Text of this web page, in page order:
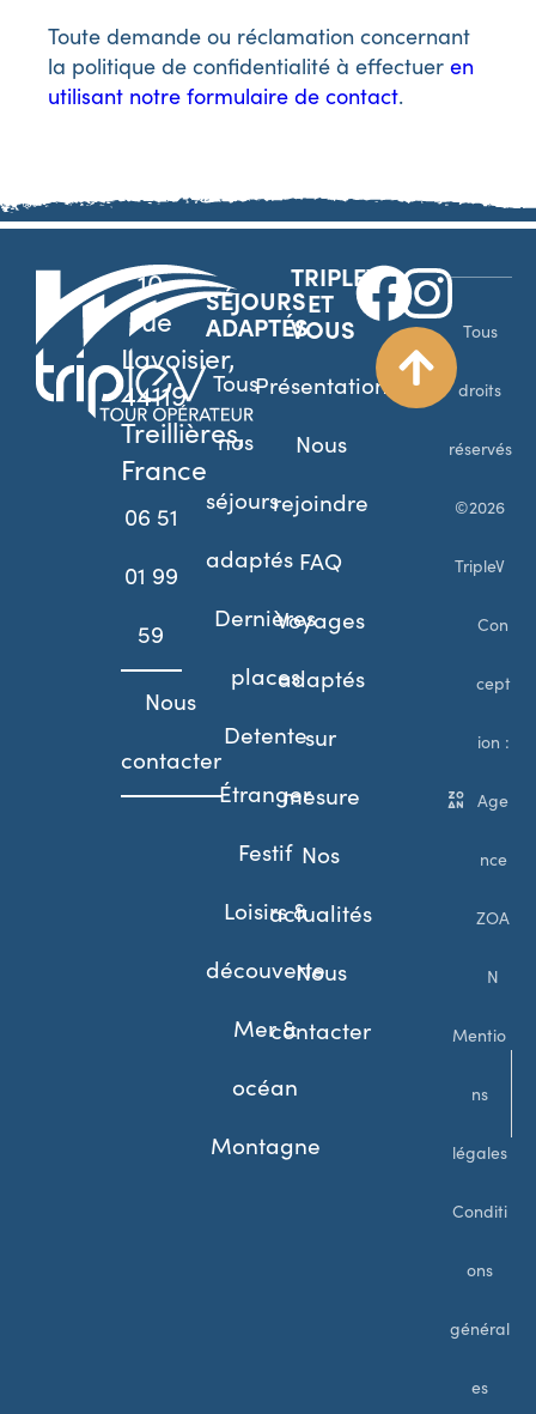
Toute demande ou réclamation concernant
la politique de confidentialité à effectuer en
utilisant notre formulaire de contact.
10
rue
Lavoisier,
44119
Treillières,
France
06 51
01 99
59
Nous
contacter
SÉJOURS
ADAPTÉS
Tous
nos
séjours
adaptés
Dernières
places
Detente
Étranger
Festif
Loisirs &
découverte
Mer &
océan
Montagne
TRIPLEV
ET
VOUS
Présentation
Nous
rejoindre
FAQ
Voyages
adaptés
sur
mesure
Nos
actualités
Nous
contacter
Tous
droits
réservés
©2026
TripleV
Con
cept
ion :
Age
nce
ZOA
N
Mentio
ns
légales
Conditi
ons
général
es